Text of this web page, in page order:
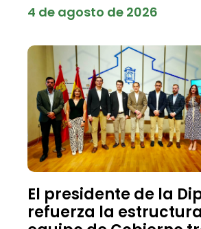
4 de agosto de 2026
El presidente de la
refuerza la